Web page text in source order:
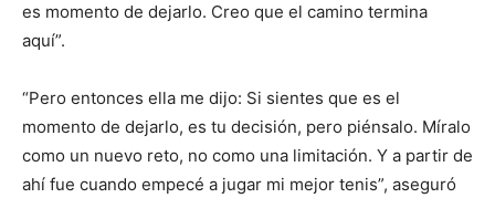
es momento de dejarlo. Creo que el camino termina
aquí”.
“Pero entonces ella me dijo: Si sientes que es el
momento de dejarlo, es tu decisión, pero piénsalo. Míralo
como un nuevo reto, no como una limitación. Y a partir de
ahí fue cuando empecé a jugar mi mejor tenis”, aseguró